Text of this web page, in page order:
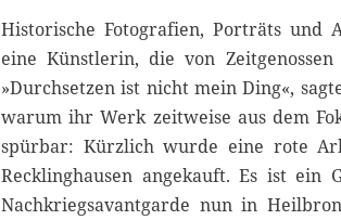
Historische Fotografien, Porträts und
eine Künstlerin, die von
»Durchsetzen ist nicht mein Ding«,
warum ihr Werk zeitweise aus dem
spürbar: Kürzlich wurde eine rote
Recklinghausen angekauft. Es ist ein
Nachkriegsavantgarde nun in